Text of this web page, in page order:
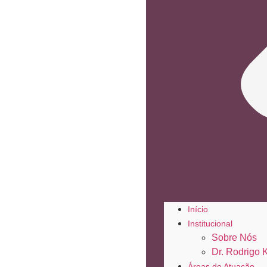
Início
Institucional
Sobre Nós
Dr. Rodrigo